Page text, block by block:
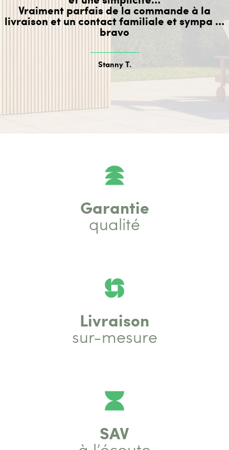
Vraiment parfais de la commande à la
livraison et un contact familiale et sympa …
bravo
Stanny T.
Garantie
qualité
Livraison
sur-mesure
SAV